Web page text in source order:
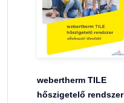
webertherm TILE
hőszigetelő rendszer